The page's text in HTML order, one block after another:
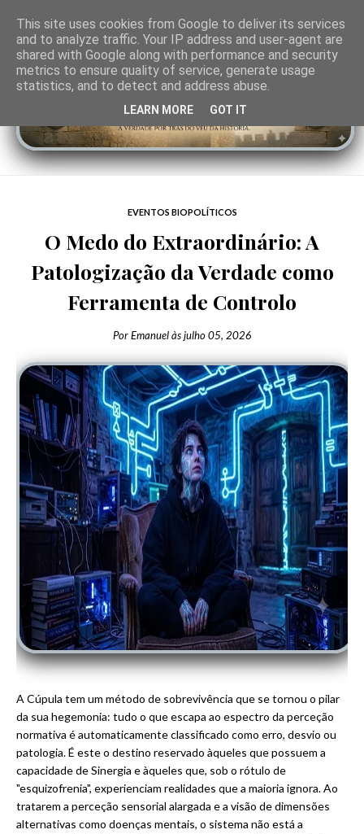
EVENTOS BIOPOLÍTICOS
O Medo do Extraordinário: A
Patologização da Verdade como
Ferramenta de Controlo
Por Emanuel àsjulho 05, 2026
A Cúpula tem um método de sobrevivência que se tornou o pilar
da sua hegemonia: tudo o que escapa ao espectro da perceção
normativa é automaticamente classificado como erro, desvio ou
patologia. É este o destino reservado àqueles que possuem a
capacidade de Sinergia e àqueles que, sob o rótulo de
"esquizofrenia", experienciam realidades que a maioria ignora. Ao
tratarem a perceção sensorial alargada e a visão de dimensões
alternativas como doenças mentais, o sistema não está a
This site uses cookies from Google to deliver its services
and to analyze traffic. Your IP address and user-agent are
shared with Google along with performance and security
metrics to ensure quality of service, generate usage
statistics, and to detect and address abuse.
LEARN MORE GOT IT